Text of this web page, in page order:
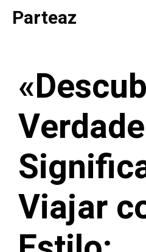
SaltarParteaz
Viajar